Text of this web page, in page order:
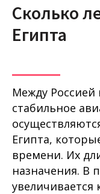
Сколько
Египта
Между Россией
стабильное
Египта,
времени. Их
назначения. В
увеличивается